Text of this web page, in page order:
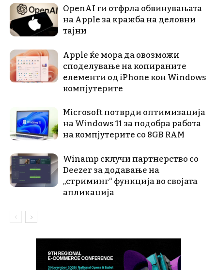
OpenAI ги отфрла обвинувањата
на Apple за кражба на деловни
тајни
Apple ќе мора да овозможи
споделување на копираните
елементи од iPhone кон Windows
компјутерите
Microsoft потврди оптимизација
на Windows 11 за подобра работа
на компјутерите со 8GB RAM
Winamp склучи партнерство со
Deezer за додавање на
„стриминг“ функција во својата
апликација